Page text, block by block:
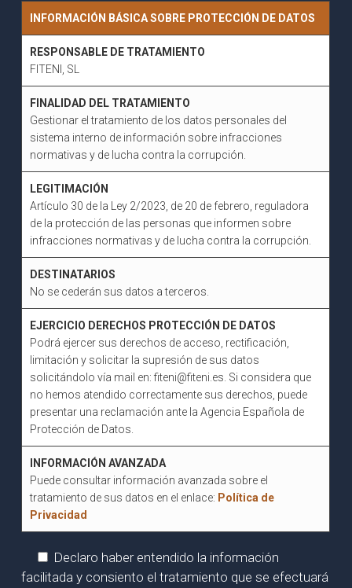
INFORMACIÓN BÁSICA SOBRE PROTECCIÓN DE DATOS
RESPONSABLE DE TRATAMIENTO
FITENI, SL
FINALIDAD DEL TRATAMIENTO
Gestionar el tratamiento de los datos personales del
sistema interno de información sobre infracciones
normativas y de lucha contra la corrupción.
LEGITIMACIÓN
Artículo 30 de la Ley 2/2023, de 20 de febrero, reguladora
de la protección de las personas que informen sobre
infracciones normativas y de lucha contra la corrupción.
DESTINATARIOS
No se cederán sus datos a terceros.
EJERCICIO DERECHOS PROTECCIÓN DE DATOS
Podrá ejercer sus derechos de acceso, rectificación,
limitación y solicitar la supresión de sus datos
solicitándolo vía mail en: fiteni@fiteni.es. Si considera que
no hemos atendido correctamente sus derechos, puede
presentar una reclamación ante la Agencia Española de
Protección de Datos.
INFORMACIÓN AVANZADA
Puede consultar información avanzada sobre el
tratamiento de sus datos en el enlace: Política de
Privacidad
Declaro haber entendido la información
facilitada y consiento el tratamiento que se efectuará